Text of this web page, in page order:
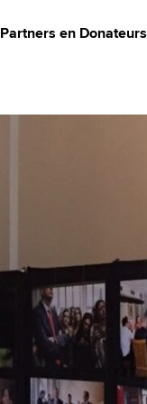
Partners en Donateurs